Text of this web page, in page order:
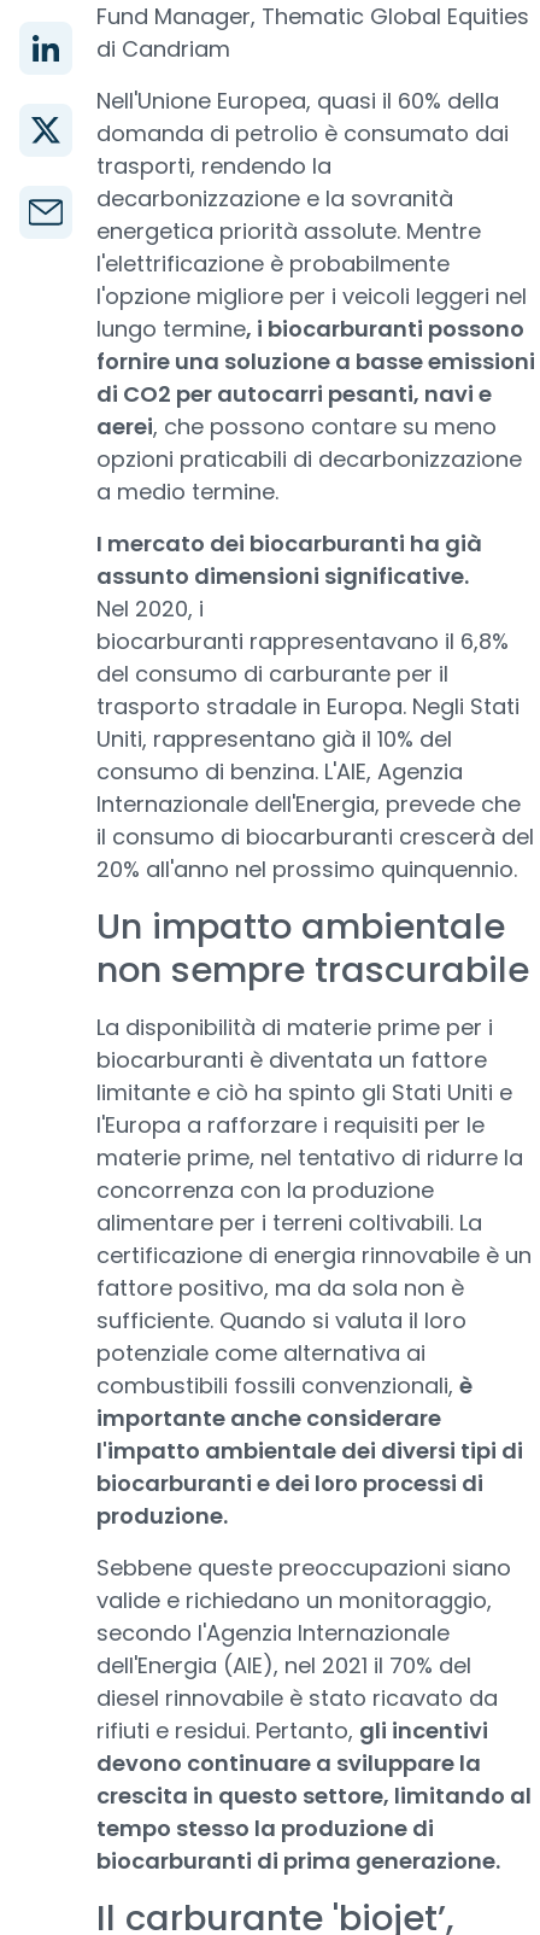
Fund Manager, Thematic Global Equities
di Candriam
Nell'Unione Europea, quasi il 60% della
domanda di petrolio è consumato dai
trasporti, rendendo la
decarbonizzazione e la sovranità
energetica priorità assolute. Mentre
l'elettrificazione è probabilmente
l'opzione migliore per i veicoli leggeri nel
lungo termine, i biocarburanti possono
fornire una soluzione a basse emissioni
di CO2 per autocarri pesanti, navi e
aerei, che possono contare su meno
opzioni praticabili di decarbonizzazione
a medio termine.
I mercato dei biocarburanti ha già
assunto dimensioni significative.
Nel 2020, i
biocarburanti rappresentavano il 6,8%
del consumo di carburante per il
trasporto stradale in Europa. Negli Stati
Uniti, rappresentano già il 10% del
consumo di benzina. L'AIE, Agenzia
Internazionale dell'Energia, prevede che
il consumo di biocarburanti crescerà del
20% all'anno nel prossimo quinquennio.
Un impatto ambientale
non sempre trascurabile
La disponibilità di materie prime per i
biocarburanti è diventata un fattore
limitante e ciò ha spinto gli Stati Uniti e
l'Europa a rafforzare i requisiti per le
materie prime, nel tentativo di ridurre la
concorrenza con la produzione
alimentare per i terreni coltivabili. La
certificazione di energia rinnovabile è un
fattore positivo, ma da sola non è
sufficiente. Quando si valuta il loro
potenziale come alternativa ai
combustibili fossili convenzionali, è
importante anche considerare
l'impatto ambientale dei diversi tipi di
biocarburanti e dei loro processi di
produzione.
Sebbene queste preoccupazioni siano
valide e richiedano un monitoraggio,
secondo l'Agenzia Internazionale
dell'Energia (AIE), nel 2021 il 70% del
diesel rinnovabile è stato ricavato da
rifiuti e residui. Pertanto, gli incentivi
devono continuare a sviluppare la
crescita in questo settore, limitando al
tempo stesso la produzione di
biocarburanti di prima generazione.
Il carburante 'biojet’,